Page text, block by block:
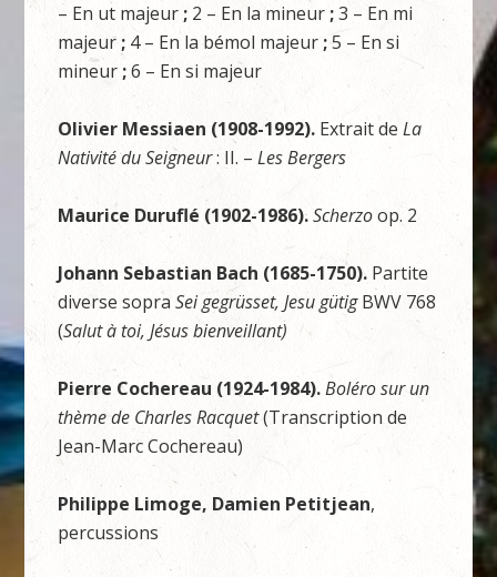
– En ut majeur ; 2 – En la mineur ;3 – En mi
majeur ; 4 – En la bémol majeur ;5 – En si
mineur ;6 – En si majeur
Olivier Messiaen (1908-1992). Extrait deLa
Nativitédu Seigneur: II. –Les Bergers
Maurice Duruflé (1902-1986).Scherzoop. 2
Johann Sebastian Bach (1685-1750). Partite
diverse sopraSei gegrüsset, Jesu gütigBWV 768
(Salut à toi, Jésus bienveillant)
Pierre Cochereau (1924-1984).Boléro sur un
thème de Charles Racquet(Transcription de
Jean-Marc Cochereau)
Philippe Limoge, Damien Petitjean,
percussions